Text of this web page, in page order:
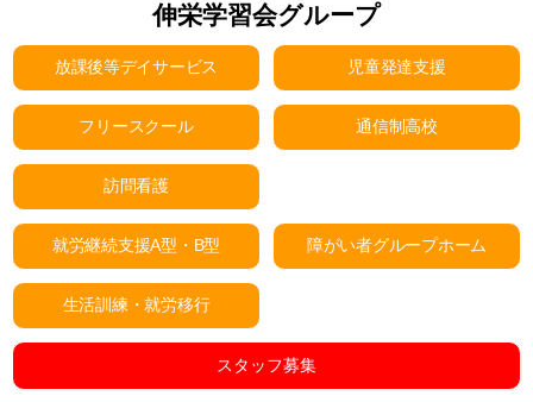
伸栄学習会グループ
放課後等デイサービス 児童発達支援
フリースクール 通信制高校
訪問看護
就労継続支援A型・B型 障がい者グループホーム
生活訓練・就労移行
スタッフ募集